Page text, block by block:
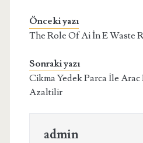
Önceki yazı
The Role Of Ai İn E Waste
Sonraki yazı
Cikma Yedek Parca İle
Azaltilir
admin